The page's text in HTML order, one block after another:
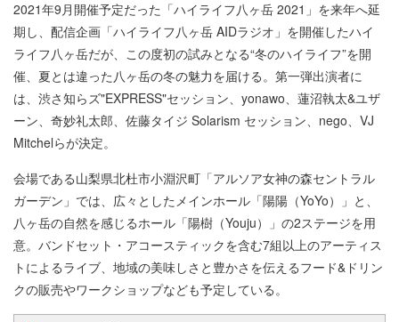
2021年9月開催予定だった「ハイライフ八ヶ岳 2021」を来年へ延
期し、配信企画「ハイライフ八ヶ岳 AIDラジオ」を開催したハイ
ライフ八ヶ岳だが、この度初の試みとなる“冬のハイライフ”を開
催、夏とは違った八ヶ岳の冬の魅力を届ける。第一弾出演者に
は、渋さ知らズ"EXPRESS"セッション、yonawo、蓮沼執太&ユザ
ーン、奇妙礼太郎、佐藤タイジ Solarism セッション、nego、VJ
Mitchelらが決定。
会場である山梨県北杜市小淵沢町「アルソア女神の森セントラル
ガーデン」では、広々としたメインホール「陽陽（YoYo）」と、
八ヶ岳の自然を感じるホール「陽樹（Youju）」の2ステージを用
意。バンドセット・アコースティックを含む7組以上のアーティス
トによるライブ、地域の美味しさと豊かさを伝えるフード&ドリン
クの販売やワークショップなども予定している。